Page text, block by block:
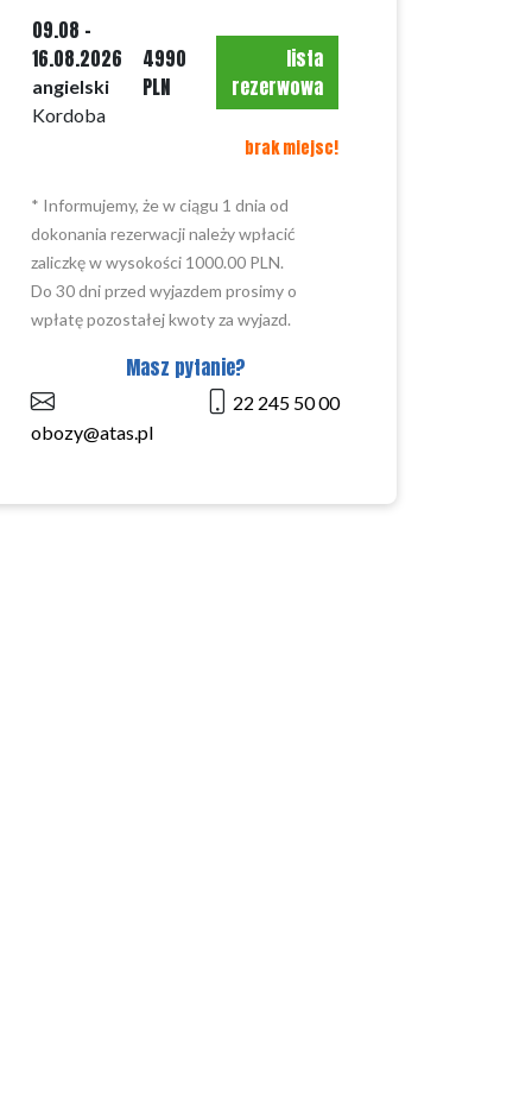
09.08 -
16.08.2026
angielski
Kordoba
4990
PLN
lista
rezerwowa
brak miejsc!
* Informujemy, że w ciągu 1 dnia od
dokonania rezerwacji należy wpłacić
zaliczkę w wysokości 1000.00 PLN.
Do 30 dni przed wyjazdem prosimy o
wpłatę pozostałej kwoty za wyjazd.
Masz pytanie?
obozy@atas.pl
22 245 50 00